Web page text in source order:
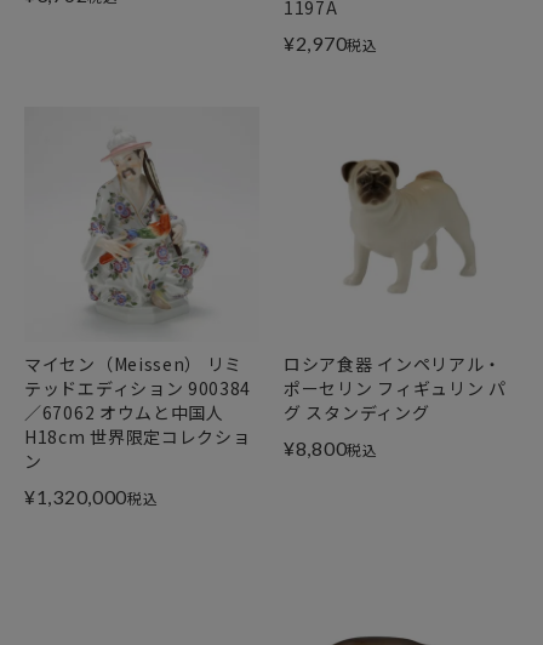
1197A
¥2,970税込
マイセン（Meissen） リミ
テッドエディション 900384
／67062 オウムと中国人
H18cm 世界限定コレクショ
ン
¥1,320,000税込
ロシア食器 インペリアル・
ポーセリン フィギュリン パ
グ スタンディング
¥8,800税込